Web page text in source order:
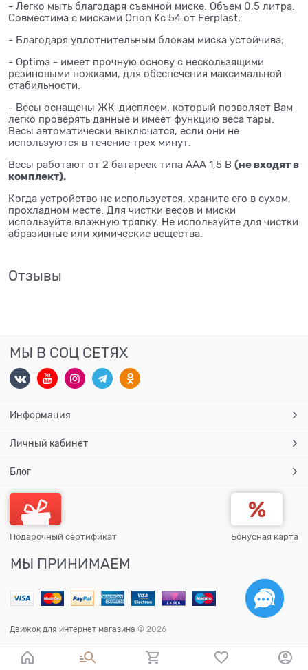
- Легко мыть благодаря съемной миске. Объем 0,5 литра.
Совместима с мисками Orion Kc 54 от Ferplast;
- Благодаря уплотнительным блокам миска устойчива;
- Optima - имеет прочную основу с нескользящими
резиновыми ножками, для обеспечения максимальной
стабильности.
- Весы оснащены ЖК-дисплеем, который позволяет Вам
легко проверять данные и имеет функцию веса тары.
Весы автоматически выключатся, если они не
используются в течение трех минут.
Весы работают от 2 батареек типа AAA 1,5 В (не входят в
комплект).
Когда устройство не используется, храните его в сухом,
прохладном месте. Для чистки весов и миски
используйте влажную тряпку. Не используйте для чистки
абразивные или химические вещества.
Отзывы
МЫ В СОЦ СЕТЯХ
Информация
Личный кабинет
Блог
Подарочный сертификат Бонусная карта
МЫ ПРИНИМАЕМ
Движок для интернет магазина © 2026